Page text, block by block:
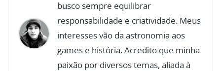
busco sempre equilibrar
responsabilidade e criatividade. Meus
interesses vão da astronomia aos
games e história. Acredito que minha
paixão por diversos temas, aliada à